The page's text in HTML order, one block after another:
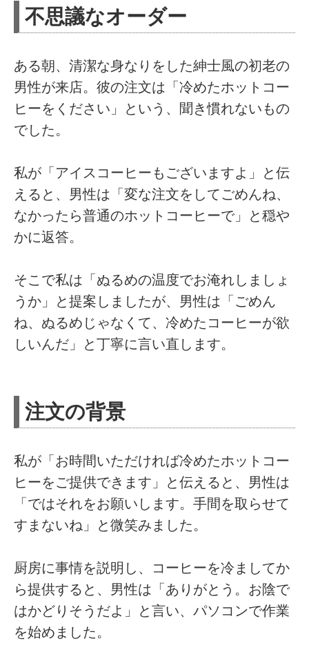
不思議なオーダー
ある朝、清潔な身なりをした紳士風の初老の
男性が来店。彼の注文は「冷めたホットコー
ヒーをください」という、聞き慣れないもの
でした。
私が「アイスコーヒーもございますよ」と伝
えると、男性は「変な注文をしてごめんね、
なかったら普通のホットコーヒーで」と穏や
かに返答。
そこで私は「ぬるめの温度でお淹れしましょ
うか」と提案しましたが、男性は「ごめん
ね、ぬるめじゃなくて、冷めたコーヒーが欲
しいんだ」と丁寧に言い直します。
注文の背景
私が「お時間いただければ冷めたホットコー
ヒーをご提供できます」と伝えると、男性は
「ではそれをお願いします。手間を取らせて
すまないね」と微笑みました。
厨房に事情を説明し、コーヒーを冷ましてか
ら提供すると、男性は「ありがとう。お陰で
はかどりそうだよ」と言い、パソコンで作業
を始めました。